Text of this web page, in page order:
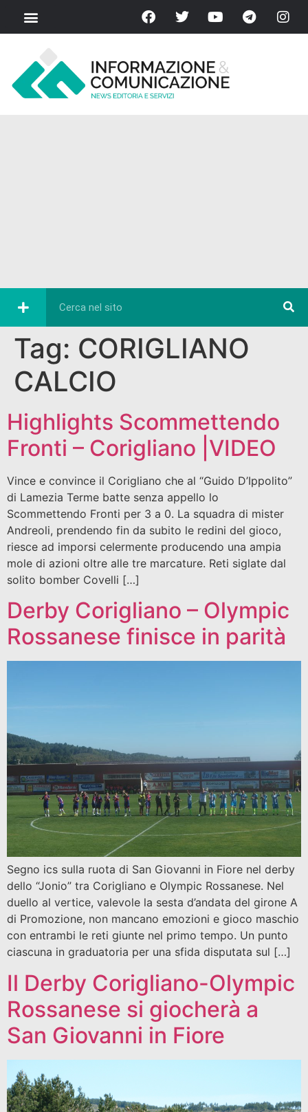
Tag: CORIGLIANO
CALCIO
Highlights Scommettendo
Fronti – Corigliano |VIDEO
Vince e convince il Corigliano che al “Guido D’Ippolito”
di Lamezia Terme batte senza appello lo
Scommettendo Fronti per 3 a 0. La squadra di mister
Andreoli, prendendo fin da subito le redini del gioco,
riesce ad imporsi celermente producendo una ampia
mole di azioni oltre alle tre marcature. Reti siglate dal
solito bomber Covelli […]
Derby Corigliano – Olympic
Rossanese finisce in parità
Segno ics sulla ruota di San Giovanni in Fiore nel derby
dello “Jonio” tra Corigliano e Olympic Rossanese. Nel
duello al vertice, valevole la sesta d’andata del girone A
di Promozione, non mancano emozioni e gioco maschio
con entrambi le reti giunte nel primo tempo. Un punto
ciascuna in graduatoria per una sfida disputata sul […]
Il Derby Corigliano-Olympic
Rossanese si giocherà a
San Giovanni in Fiore